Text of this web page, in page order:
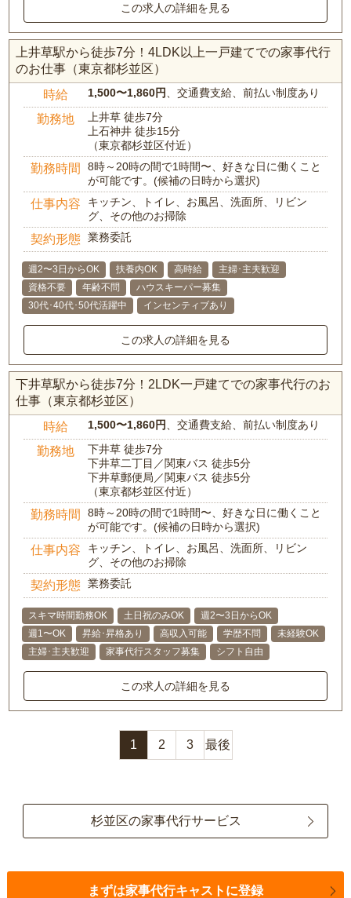
この求人の詳細を見る
上井草駅から徒歩7分！4LDK以上一戸建てでの家事代行
のお仕事（東京都杉並区）
時給 1,500〜1,860円 、交通費支給、前払い制度あり
勤務地
上井草 徒歩7分
上石神井 徒歩15分
（東京都杉並区付近）
勤務時間
8時～20時の間で1時間〜、好きな日に働くこと
が可能です。(候補の日時から選択)
仕事内容
キッチン、トイレ、お風呂、洗面所、リビン
グ、その他のお掃除
契約形態 業務委託
週2〜3日からOK 扶養内OK 高時給
主婦･主夫歓迎
資格不要
年齢不問
ハウスキーパー募集
30代･40代･50代活躍中
インセンティブあり
この求人の詳細を見る
下井草駅から徒歩7分！2LDK一戸建てでの家事代行のお
仕事（東京都杉並区）
時給 1,500〜1,860円 、交通費支給、前払い制度あり
勤務地
下井草 徒歩7分
下井草二丁目／関東バス 徒歩5分
下井草郵便局／関東バス 徒歩5分
（東京都杉並区付近）
勤務時間
8時～20時の間で1時間〜、好きな日に働くこと
が可能です。(候補の日時から選択)
仕事内容
キッチン、トイレ、お風呂、洗面所、リビン
グ、その他のお掃除
契約形態 業務委託
スキマ時間勤務OK 土日祝のみOK
週2〜3日からOK
週1〜OK
昇給･昇格あり 高収入可能 学歴不問
未経験OK
主婦･主夫歓迎
家事代行スタッフ募集 シフト自由
この求人の詳細を見る
1 2 3 最後
杉並区の家事代行サービス
まずは家事代行キャストに登録